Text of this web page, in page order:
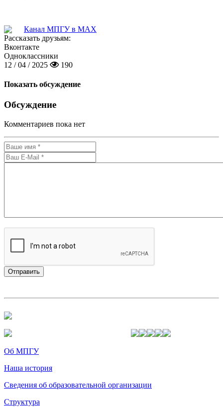
Канал МПГУ в MAX
Рассказать друзьям:
Вконтакте
Одноклассники
12 / 04 / 2025
190
Показать обсуждение
Обсуждение
Комментариев пока нет
Об МПГУ
Наша история
Сведения об образовательной организации
Структура